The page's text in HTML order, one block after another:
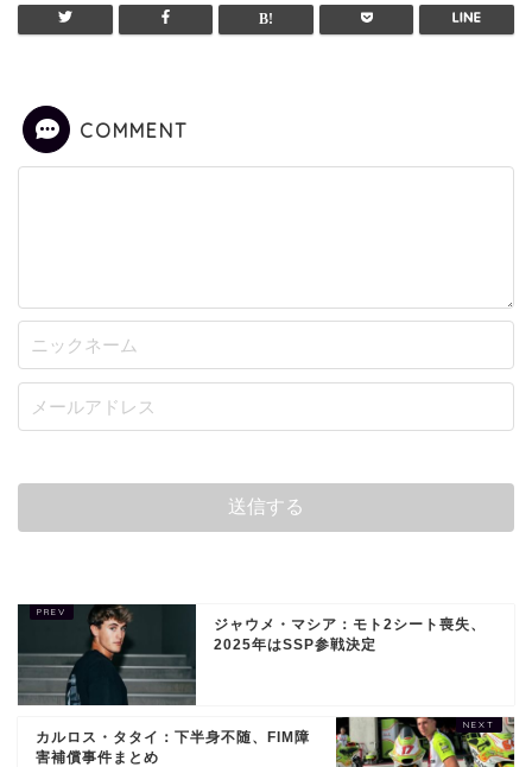
COMMENT
ジャウメ・マシア：モト2シート喪失、
2025年はSSP参戦決定
カルロス・タタイ：下半身不随、FIM障
害補償事件まとめ